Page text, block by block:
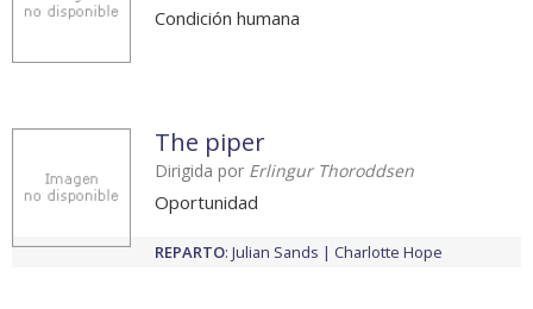
Condición humana
The piper
Dirigida por Erlingur Thoroddsen
Oportunidad
REPARTO: Julian Sands Charlotte Hope